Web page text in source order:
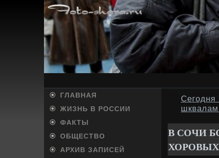
ГЛАВНАЯ
ЖИЗНЬ В РОССИИ
ФАКТЫ
ОБЩЕСТВО
АРХИВ ЗАПИСЕЙ
В СОЧИ